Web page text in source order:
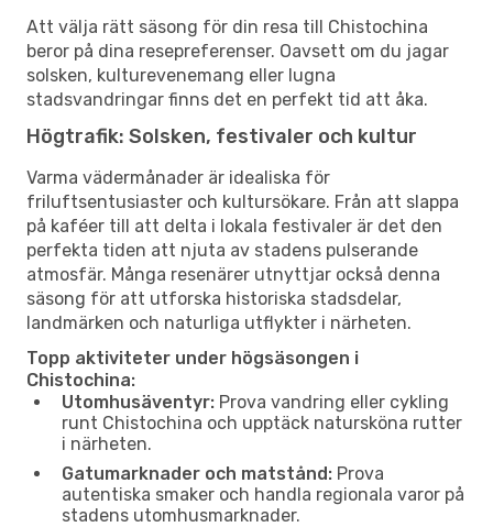
Att välja rätt säsong för din resa till Chistochina
beror på dina resepreferenser. Oavsett om du jagar
solsken, kulturevenemang eller lugna
stadsvandringar finns det en perfekt tid att åka.
Högtrafik: Solsken, festivaler och kultur
Varma vädermånader är idealiska för
friluftsentusiaster och kultursökare. Från att slappa
på kaféer till att delta i lokala festivaler är det den
perfekta tiden att njuta av stadens pulserande
atmosfär. Många resenärer utnyttjar också denna
säsong för att utforska historiska stadsdelar,
landmärken och naturliga utflykter i närheten.
Topp aktiviteter under högsäsongen i
Chistochina:
Utomhusäventyr: Prova vandring eller cykling
runt Chistochina och upptäck natursköna rutter
i närheten.
Gatumarknader och matstånd: Prova
autentiska smaker och handla regionala varor på
stadens utomhusmarknader.